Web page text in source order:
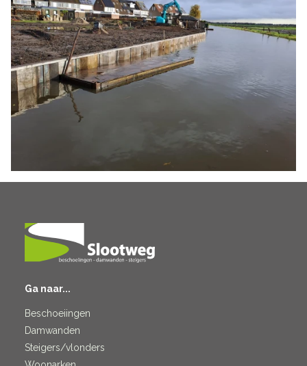
Ga naar...
Beschoeiingen
Damwanden
Steigers/vlonders